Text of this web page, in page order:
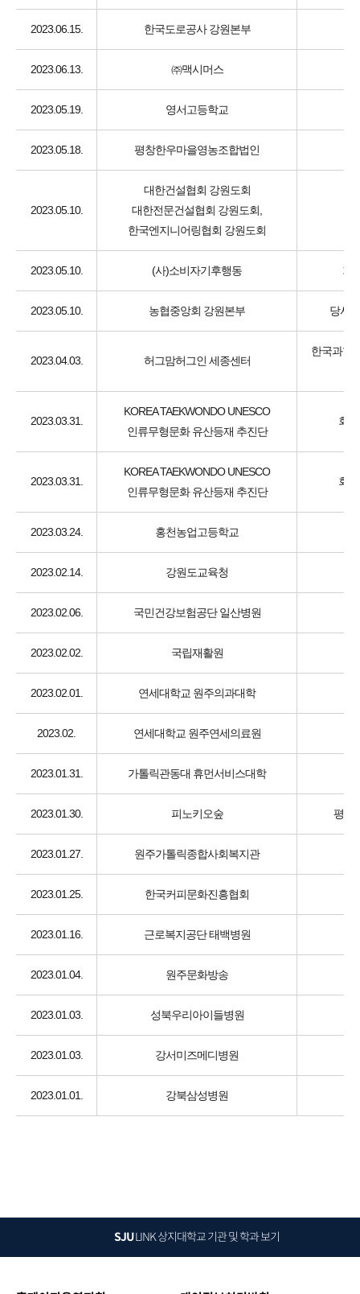
2023.06.15. 한국도로공사 강원본부
2023.06.13. ㈜맥시머스
2023.05.19. 영서고등학교
2023.05.18. 평창한우마을영농조합법인
2023.05.10.
대한건설협회 강원도회
대한전문건설협회 강원도회,
한국엔지니어링협회 강원도회
2023.05.10. (사)소비자기후행동 기
2023.05.10. 농협중앙회 강원본부 당사
2023.04.03. 허그맘허그인 세종센터
한국과학
2023.03.31.
KOREA TAEKWONDO UNESCO
인류무형문화 유산등재 추진단
회
2023.03.31.
KOREA TAEKWONDO UNESCO
인류무형문화 유산등재 추진단
회
2023.03.24. 홍천농업고등학교
2023.02.14. 강원도교육청
2023.02.06. 국민건강보험공단 일산병원
2023.02.02. 국립재활원
2023.02.01. 연세대학교 원주의과대학
2023.02. 연세대학교 원주연세의료원
2023.01.31. 가톨릭관동대 휴먼서비스대학
2023.01.30. 피노키오숲 평생
2023.01.27. 원주가톨릭종합사회복지관
2023.01.25. 한국커피문화진흥협회
2023.01.16. 근로복지공단 태백병원
2023.01.04. 원주문화방송
2023.01.03. 성북우리아이들병원
2023.01.03. 강서미즈메디병원
2023.01.01. 강북삼성병원
SJULINK상지대학교 기관 및 학과 보기